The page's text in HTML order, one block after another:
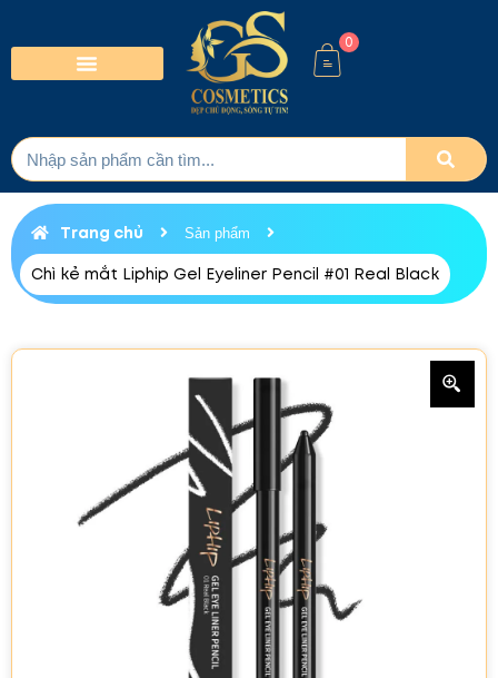
0
Trang chủ Sản phẩm
Chì kẻ mắt Liphip Gel Eyeliner Pencil #01 Real Black